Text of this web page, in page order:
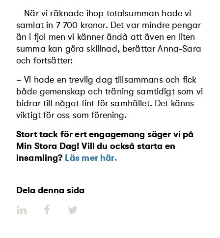
– När vi räknade ihop totalsumman hade vi
samlat in 7 700 kronor. Det var mindre pengar
än i fjol men vi känner ändå att även en liten
summa kan göra skillnad, berättar Anna-Sara
och fortsätter:
– Vi hade en trevlig dag tillsammans och fick
både gemenskap och träning samtidigt som vi
bidrar till något fint för samhället. Det känns
viktigt för oss som förening.
Stort tack för ert engagemang säger vi på
Min Stora Dag! Vill du också starta en
insamling? Läs mer här.
Dela denna sida